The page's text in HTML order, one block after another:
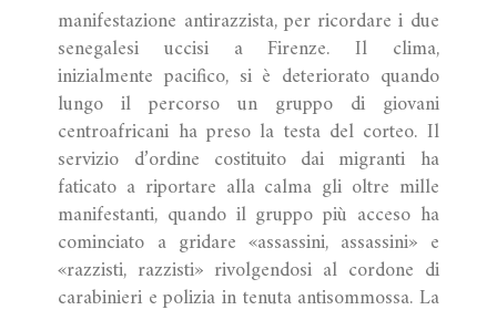
manifestazione antirazzista, per ricordare i due
senegalesi uccisi a Firenze. Il clima,
inizialmente pacifico, si è deteriorato quando
lungo il percorso un gruppo di giovani
centroafricani ha preso la testa del corteo. Il
servizio d’ordine costituito dai migranti ha
faticato a riportare alla calma gli oltre mille
manifestanti, quando il gruppo più acceso ha
cominciato a gridare «assassini, assassini» e
«razzisti, razzisti» rivolgendosi al cordone di
carabinieri e polizia in tenuta antisommossa. La